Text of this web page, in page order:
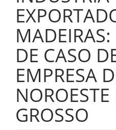
DE CASO
EMPRESA
GROSSO